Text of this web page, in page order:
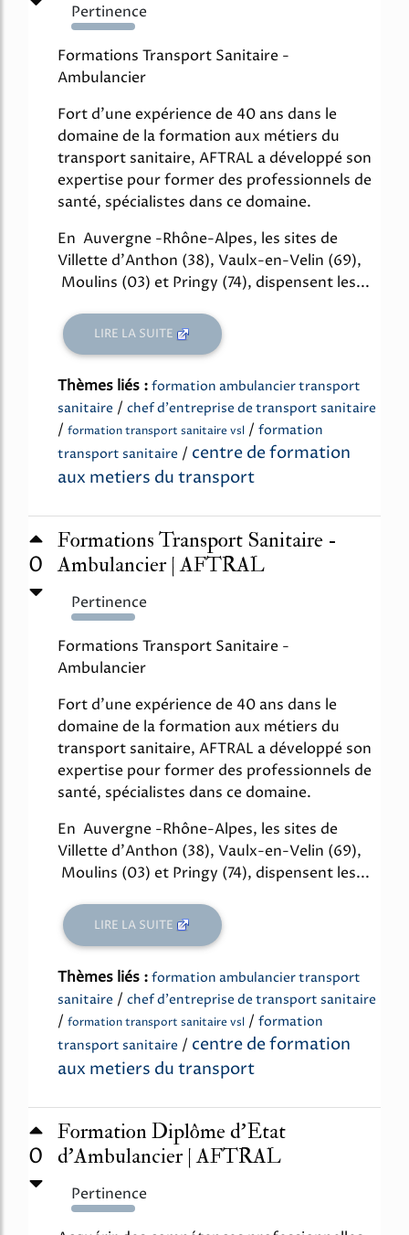
Pertinence
511%
Formations Transport Sanitaire -
Ambulancier
Fort d'une expérience de 40 ans dans le
domaine de la formation aux métiers du
transport sanitaire, AFTRAL a développé son
expertise pour former des professionnels de
santé, spécialistes dans ce domaine.
En Auvergne -Rhône-Alpes, les sites de
Villette d'Anthon (38), Vaulx-en-Velin (69),
Moulins (03) et Pringy (74), dispensent les...
LIRE LA SUITE
Thèmes liés : formation ambulancier transport
sanitaire / chef d'entreprise de transport sanitaire
/ formation transport sanitaire vsl / formation
transport sanitaire / centre de formation
aux metiers du transport
0
Formations Transport Sanitaire -
Ambulancier | AFTRAL
Pertinence
511%
Formations Transport Sanitaire -
Ambulancier
Fort d'une expérience de 40 ans dans le
domaine de la formation aux métiers du
transport sanitaire, AFTRAL a développé son
expertise pour former des professionnels de
santé, spécialistes dans ce domaine.
En Auvergne -Rhône-Alpes, les sites de
Villette d'Anthon (38), Vaulx-en-Velin (69),
Moulins (03) et Pringy (74), dispensent les...
LIRE LA SUITE
Thèmes liés : formation ambulancier transport
sanitaire / chef d'entreprise de transport sanitaire
/ formation transport sanitaire vsl / formation
transport sanitaire / centre de formation
aux metiers du transport
0
Formation Diplôme d'Etat
d'Ambulancier | AFTRAL
Pertinence
126%